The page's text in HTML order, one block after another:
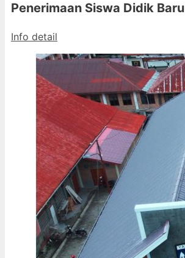
Penerimaan Siswa Didik Baru
Info detail